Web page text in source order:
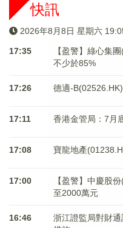
快訊
2026年8月8日 星期六
17:35
【盈警】綠心集
不少於85%
17:26 德適-
17:11 香港金管局：7月
17:08 寶龍地產
17:00
【盈警】中慶股
至2000萬元
16:46
浙江證監局對財